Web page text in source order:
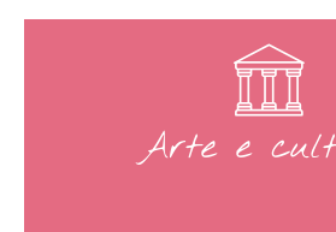
Arte e